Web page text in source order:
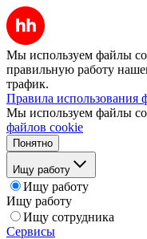
Мы используем файлы
правильную работу
трафик.
Правила использования
Мы используем файлы
файлов cookie
Понятно
Ищу работу
Ищу работу
Ищу работу
Ищу сотрудника
Сервисы